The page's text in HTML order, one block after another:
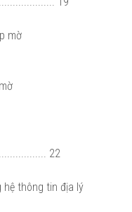
mờ
22
hệ thông tin địa lý